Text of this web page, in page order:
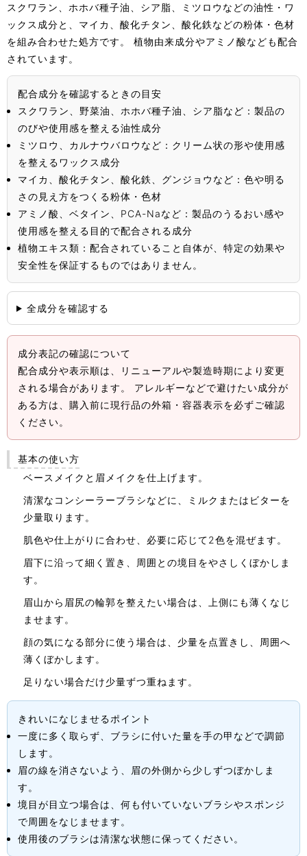
スクワラン、ホホバ種子油、シア脂、ミツロウなどの油性・ワ
ックス成分と、マイカ、酸化チタン、酸化鉄などの粉体・色材
を組み合わせた処方です。 植物由来成分やアミノ酸なども配合
されています。
配合成分を確認するときの目安
スクワラン、野菜油、ホホバ種子油、シア脂など：製品の
のびや使用感を整える油性成分
ミツロウ、カルナウバロウなど：クリーム状の形や使用感
を整えるワックス成分
マイカ、酸化チタン、酸化鉄、グンジョウなど：色や明る
さの見え方をつくる粉体・色材
アミノ酸、ベタイン、PCA-Naなど：製品のうるおい感や
使用感を整える目的で配合される成分
植物エキス類：配合されていること自体が、特定の効果や
安全性を保証するものではありません。
全成分を確認する
成分表記の確認について
配合成分や表示順は、リニューアルや製造時期により変更
される場合があります。 アレルギーなどで避けたい成分が
ある方は、購入前に現行品の外箱・容器表示を必ずご確認
ください。
基本の使い方
ベースメイクと眉メイクを仕上げます。
清潔なコンシーラーブラシなどに、ミルクまたはビターを
少量取ります。
肌色や仕上がりに合わせ、必要に応じて2色を混ぜます。
眉下に沿って細く置き、周囲との境目をやさしくぼかしま
す。
眉山から眉尻の輪郭を整えたい場合は、上側にも薄くなじ
ませます。
顔の気になる部分に使う場合は、少量を点置きし、周囲へ
薄くぼかします。
足りない場合だけ少量ずつ重ねます。
きれいになじませるポイント
一度に多く取らず、ブラシに付いた量を手の甲などで調節
します。
眉の線を消さないよう、眉の外側から少しずつぼかしま
す。
境目が目立つ場合は、何も付いていないブラシやスポンジ
で周囲をなじませます。
使用後のブラシは清潔な状態に保ってください。